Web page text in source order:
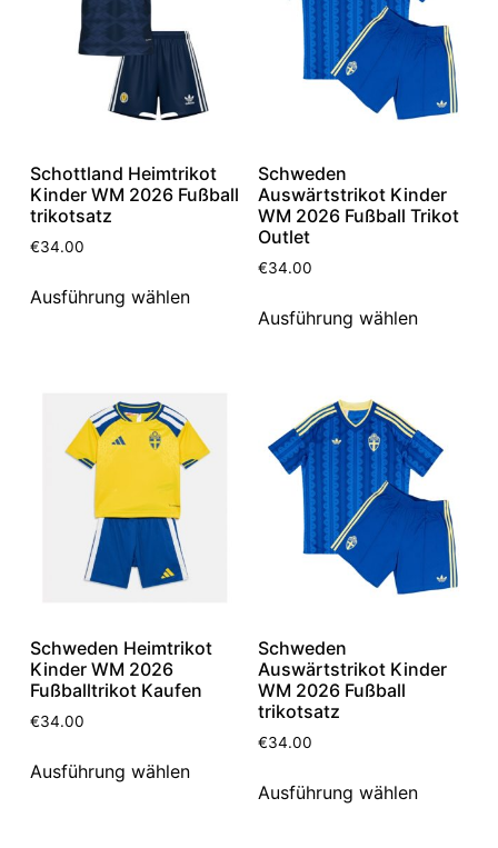
Schottland Heimtrikot
Kinder WM 2026 Fußball
trikotsatz
€34.00
Ausführung wählen
Schweden
Auswärtstrikot Kinder
WM 2026 Fußball Trikot
Outlet
€34.00
Ausführung wählen
Schweden Heimtrikot
Kinder WM 2026
Fußballtrikot Kaufen
€34.00
Ausführung wählen
Schweden
Auswärtstrikot Kinder
WM 2026 Fußball
trikotsatz
€34.00
Ausführung wählen